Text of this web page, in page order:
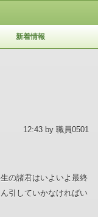
新着情報
12:43 by 職員0501
の諸君はいよいよ最終
引していかなければい